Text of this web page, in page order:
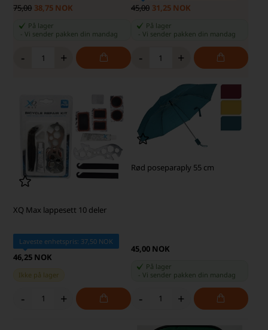
75,00 38,75 NOK
På lager
-Vi sender pakken din mandag
- +
45,00 31,25 NOK
På lager
Vi sender pakken din mandag
- +
XQ Max lappesett 10 deler
Laveste enhetspris: 37,50 NOK
46,25 NOK
Ikke på lager
- +
Rød poseparaply 55 cm
45,00 NOK
På lager
Vi sender pakken din mandag
- +